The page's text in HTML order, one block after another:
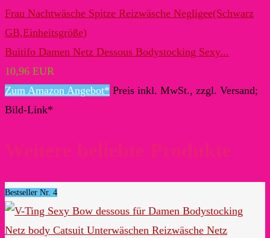
Buitifo Damen Netz Dessous Bodystocking Sexy...
10,96 EUR
Zum Amazon Angebot* Preis inkl. MwSt., zzgl. Versand;
Bild-Link*
Weitere beliebte Produkte
Bestseller Nr. 4